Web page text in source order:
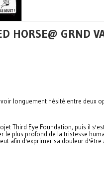
HORSE@ GRND
longuement hésité entre deux
Third Eye Foundation, puis il
plus profond de la tristesse
afin d'exprimer sa douleur d'être